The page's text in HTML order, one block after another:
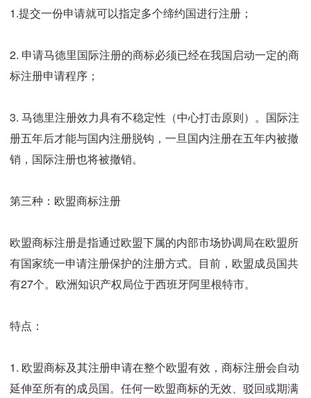
1.提交一份申请就可以指定多个缔约国进行注册；
2. 申请马德里国际注册的商标必须已经在我国启动一定的商
标注册申请程序；
3. 马德里注册效力具有不稳定性（中心打击原则）。国际注
册五年后才能与国内注册脱钩，一旦国内注册在五年内被撤
销，国际注册也将被撤销。
第三种：欧盟商标注册
欧盟商标注册是指通过欧盟下属的内部市场协调局在欧盟所
有国家统一申请注册保护的注册方式。目前，欧盟成员国共
有27个。欧洲知识产权局位于西班牙阿里根特市。
特点：
1. 欧盟商标及其注册申请在整个欧盟有效，商标注册会自动
延伸至所有的成员国。任何一欧盟商标的无效、驳回或期满